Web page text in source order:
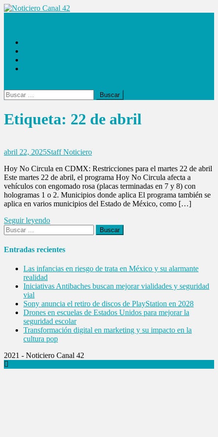
Saltar
Buscar:
Etiqueta: 22 de abril
abril 22, 2025Staff Noticiero
Hoy No Circula en CDMX: Restricciones para el martes 22 de abril
Este martes 22 de abril, el programa Hoy No Circula afecta a
vehículos con engomado rosa (placas terminadas en 7 y 8) con
hologramas 1 o 2. Municipios donde aplica El programa también se
aplica en varios municipios del Estado de México, como […]
Seguir leyendo
Buscar:
Entradas recientes
Las infancias en riesgo de trata en México y su alarmante
realidad
Iniciativas Antibaches buscan mejorar vialidades y seguridad
vial
Sony anuncia el retiro de discos de PlayStation en 2028
Drones en escuelas de Estados Unidos para mejorar la
seguridad escolar
Transformación digital en marketing y su impacto en la
cultura pop
2021 - Noticiero Canal 42